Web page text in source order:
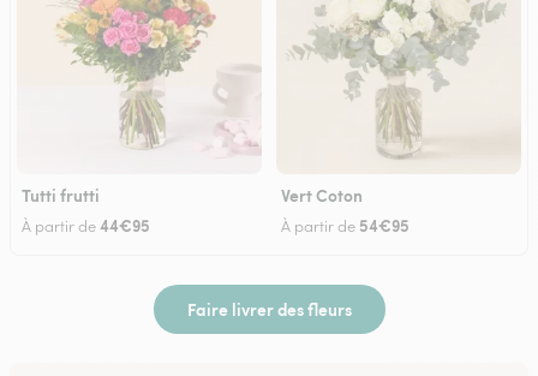
Tutti frutti
À partir de44€95
Vert Coton
À partir de 54€95
Faire livrer des fleurs